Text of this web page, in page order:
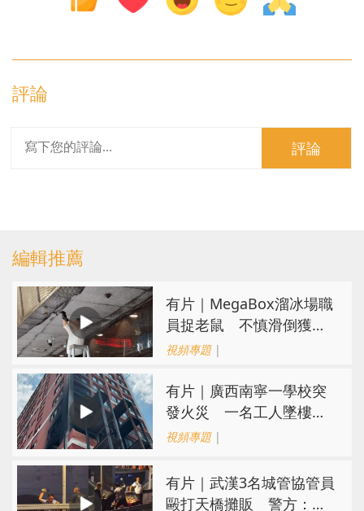
評論
評論
編輯推薦
有片｜MegaBox溜冰場職
員捉老鼠 不慎滑倒獲網
民讚盡責
視頻專題|
有片｜廣西南寧一學校突
發火災 一名工人墜樓已
被送醫
視頻專題|
​有片｜武漢3名城管協管員
毆打天橋攤販 警方：涉